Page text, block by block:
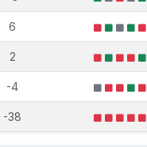
6
2
-4
-38